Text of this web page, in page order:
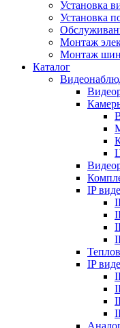
Установка
Установка
Монтаж
Монтаж
Каталог
IP
IP